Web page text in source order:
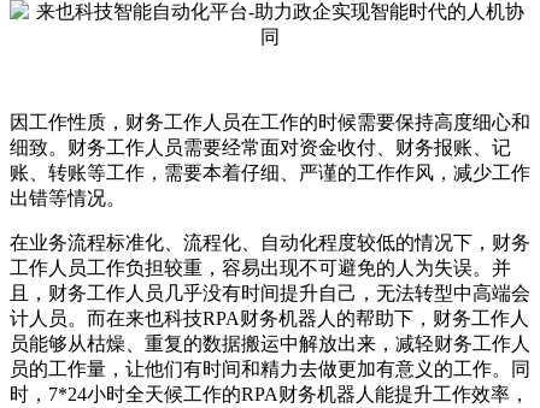
因工作性质，财务工作人员在工作的时候需要保持高度细心和
细致。财务工作人员需要经常面对资金收付、财务报账、记
账、转账等工作，需要本着仔细、严谨的工作作风，减少工作
出错等情况。
在业务流程标准化、流程化、自动化程度较低的情况下，财务
工作人员工作负担较重，容易出现不可避免的人为失误。并
且，财务工作人员几乎没有时间提升自己，无法转型中高端会
计人员。而在来也科技RPA财务机器人的帮助下，财务工作人
员能够从枯燥、重复的数据搬运中解放出来，减轻财务工作人
员的工作量，让他们有时间和精力去做更加有意义的工作。同
时，7*24小时全天候工作的RPA财务机器人能提升工作效率，